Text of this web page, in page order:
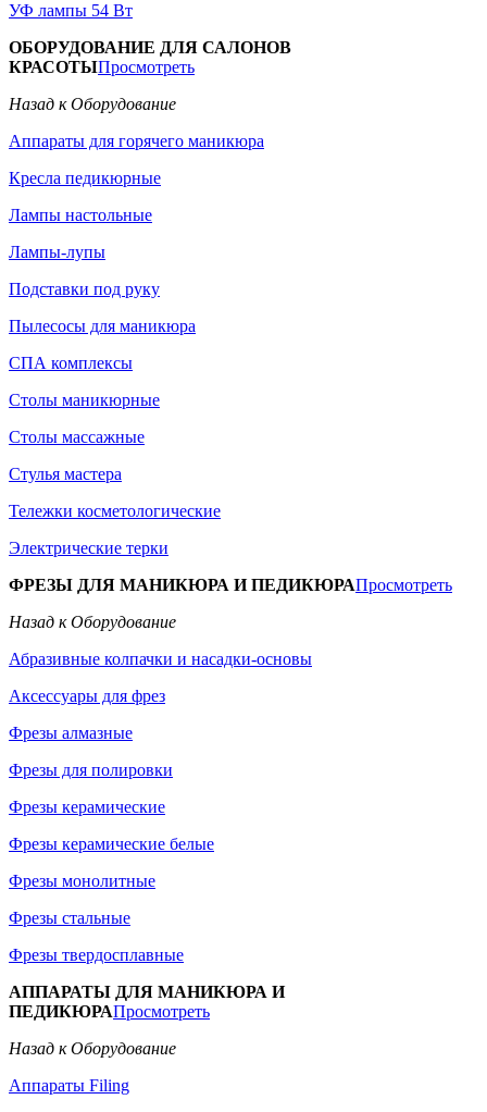
УФ лампы 54 Вт
ОБОРУДОВАНИЕ ДЛЯ САЛОНОВ
КРАСОТЫПросмотреть
Назад к Оборудование
Аппараты для горячего маникюра
Кресла педикюрные
Лампы настольные
Лампы-лупы
Подставки под руку
Пылесосы для маникюра
СПА комплексы
Столы маникюрные
Столы массажные
Стулья мастера
Тележки косметологические
Электрические терки
ФРЕЗЫ ДЛЯ МАНИКЮРА И ПЕДИКЮРАПросмотреть
Назад к Оборудование
Абразивные колпачки и насадки-основы
Аксессуары для фрез
Фрезы алмазные
Фрезы для полировки
Фрезы керамические
Фрезы керамические белые
Фрезы монолитные
Фрезы стальные
Фрезы твердосплавные
АППАРАТЫ ДЛЯ МАНИКЮРА И
ПЕДИКЮРАПросмотреть
Назад к Оборудование
Аппараты Filing